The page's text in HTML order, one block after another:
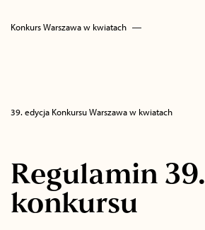
Konkurs Warszawa w kwiatach ―
39. edycja Konkursu Warszawa w kwiatach
Regulamin 39.
konkursu